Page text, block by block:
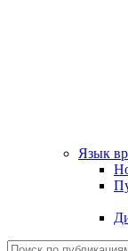
Язык